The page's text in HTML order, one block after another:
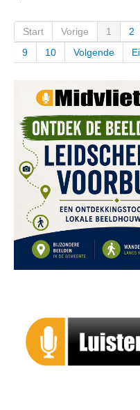
Start Vorige 1 2
9
10 Volgende